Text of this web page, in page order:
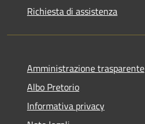
Richiesta di assistenza
Amministrazione trasparente
Albo Pretorio
Informativa privacy